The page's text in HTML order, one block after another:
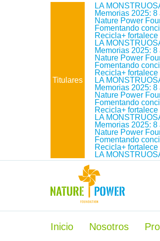
Titulares
LA
Memorias 2025:
Nature Power
Fomentando
Recicla+
LA
Memorias 2025:
Nature Power
Fomentando
Recicla+
LA
Memorias 2025:
Nature Power
Fomentando
Recicla+
LA
Memorias 2025:
Nature Power
Fomentando
Recicla+
LA
Inicio Nosotros